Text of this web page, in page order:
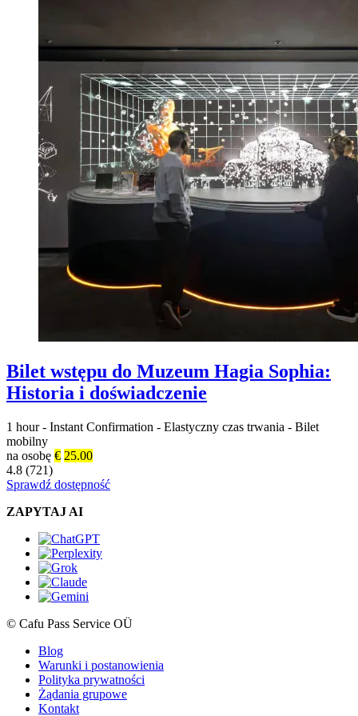
Bilet wstępu do Muzeum Hagia Sophia:
Historia i doświadczenie
1 hour - Instant Confirmation - Elastyczny czas trwania - Bilet
mobilny
na osobę € 25.00
4.8 (721)
Sprawdź dostępność
ZAPYTAJ AI
© Cafu Pass Service OÜ
Blog
Warunki i postanowienia
Polityka prywatności
Żądania grupowe
Kontakt